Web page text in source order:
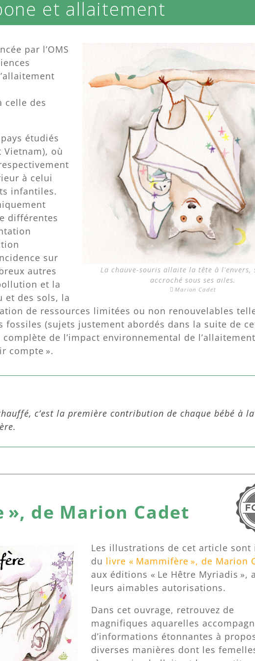
et allaitement
La chauve-souris allaite la tête à l'envers,
accroché sous ses ailes.
Marion Cadet
par l’OMS
celle des
étudiés
Vietnam), où
à celui
infantiles.
différentes
sur
autres
et la
et des sols, la
de ressources limitées ou non renouvelables
fossiles (sujets justement abordés dans la suite de
de l’impact environnemental de
compte ».
c’est la première contribution de chaque bébé à la
», de Marion Cadet
Les illustrations de cet article sont
du livre « Mammifère », de Marion
aux éditions « Le Hêtre Myriadis »,
leurs aimables autorisations.
Dans cet ouvrage, retrouvez de
magnifiques aquarelles
d’informations étonnantes à
diverses manières dont les